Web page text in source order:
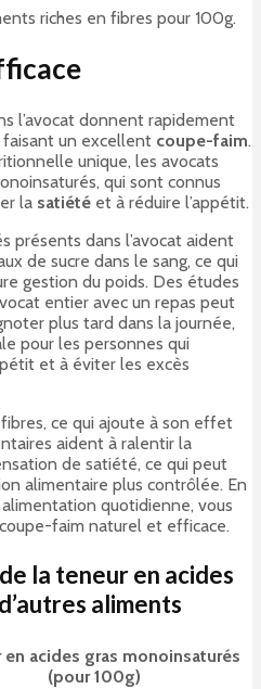
riches en fibres pour 100g.
l’avocat donnent rapidement
faisant un excellent coupe-faim.
unique, les avocats
qui sont connus
la satiété et à réduire l’appétit.
présents dans l’avocat aident
de sucre dans le sang, ce qui
gestion du poids. Des études
entier avec un repas peut
plus tard dans la journée,
pour les personnes qui
et à éviter les excès
ce qui ajoute à son effet
aident à ralentir la
de satiété, ce qui peut
alimentaire plus contrôlée. En
quotidienne, vous
faim naturel et efficace.
la teneur en acides
aliments
en acides gras monoinsaturés
(pour 100g)